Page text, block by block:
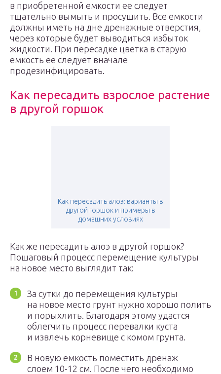
в приобретенной емкости ее следует
тщательно вымыть и просушить. Все емкости
должны иметь на дне дренажные отверстия,
через которые будет выводиться избыток
жидкости. При пересадке цветка в старую
емкость ее следует вначале
продезинфицировать.
Как пересадить взрослое растение
в другой горшок
Как пересадить алоэ: варианты в
другой горшок и примеры в
домашних условиях
Как же пересадить алоэ в другой горшок?
Пошаговый процесс перемещение культуры
на новое место выглядит так:
За сутки до перемещения культуры
на новое место грунт нужно хорошо полить
и порыхлить. Благодаря этому удастся
облегчить процесс перевалки куста
и извлечь корневище с комом грунта.
В новую емкость поместить дренаж
слоем 10-12 см. После чего необходимо